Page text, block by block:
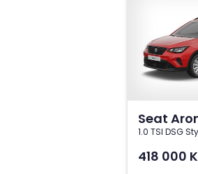
Seat
1.0 TSI DSG
418 000